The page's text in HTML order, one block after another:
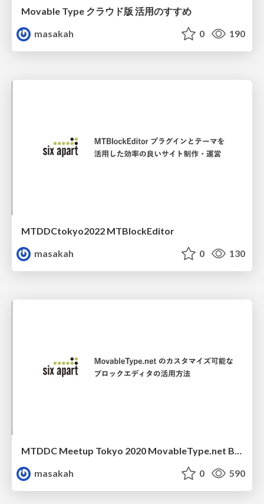
Movable Type クラウド版 活用のすすめ
masakah
0 190
MTDDCtokyo2022 MTBlockEditor
masakah
0 130
MTDDC Meetup Tokyo 2020 MovableType.net Block Editor
masakah
0 590